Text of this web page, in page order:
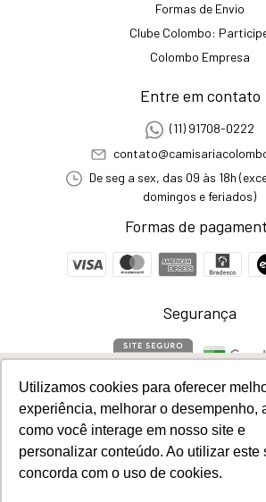
Favoritos dos
até50%off
Os produtos mais votados
Utilizamos cookies para oferecer
experiência, melhorar o desempenho,
como você interage em nosso site e
personalizar conteúdo. Ao utilizar este
concorda com o uso de cookies.
Formas de Envio
Clube Colombo:
Colombo Empresa
Entre em contato
(11) 91708-0222
De seg a sex, das 09 às 18h
domingos e feriados)
Formas de
Segurança
Camisa Social Masculina Listrada Manga
Camisaria Colombo
©2026. Todos os direitos reservados -